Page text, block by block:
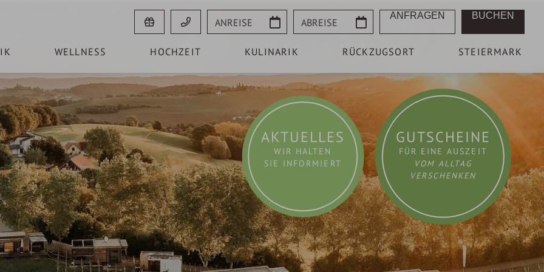
Anreise Abreise ANFRAGEN BUCHEN
WELLNESS HOCHZEIT KULINARIK RÜCKZUGSORT STEIERMARK
GUTSCHEINE
FÜR EINE AUSZEIT
VOM ALLTAG
VERSCHENKEN
AKTUELLES
WIR HALTEN
SIE INFORMIERT